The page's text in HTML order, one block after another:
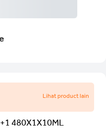
Lihat product lain
480X1X10ML